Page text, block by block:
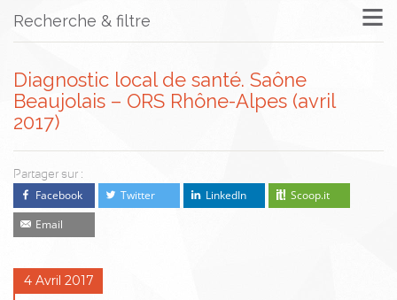
Recherche & filtre
Diagnostic local de santé. Saône
Beaujolais – ORS Rhône-Alpes (avril
2017)
Partager sur :
Facebook Twitter LinkedIn
Scoop.it
Email
4 Avril 2017